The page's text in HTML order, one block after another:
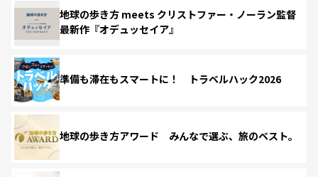
地球の歩き方 meets クリストファー・ノーラン監督
最新作『オデュッセイア』
準備も滞在もスマートに！ トラベルハック2026
地球の歩き方アワード みんなで選ぶ、旅のベスト。